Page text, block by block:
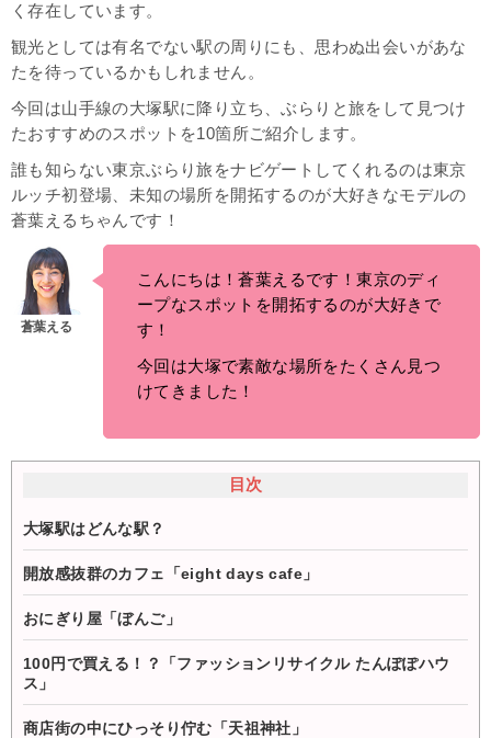
く存在しています。
観光としては有名でない駅の周りにも、思わぬ出会いがあな
たを待っているかもしれません。
今回は山手線の大塚駅に降り立ち、ぶらりと旅をして見つけ
たおすすめのスポットを10箇所ご紹介します。
誰も知らない東京ぶらり旅をナビゲートしてくれるのは東京
ルッチ初登場、未知の場所を開拓するのが大好きなモデルの
蒼葉えるちゃんです！
こんにちは！蒼葉えるです！東京のディ
ープなスポットを開拓するのが大好きで
す！
今回は大塚で素敵な場所をたくさん見つ
けてきました！
目次
大塚駅はどんな駅？
開放感抜群のカフェ「eight days cafe」
おにぎり屋「ぼんご」
100円で買える！？「ファッションリサイクル たんぽぽハウ
ス」
商店街の中にひっそり佇む「天祖神社」